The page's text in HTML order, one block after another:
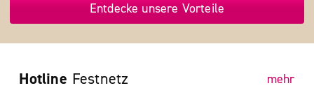
Entdecke unsere Vorteile
Hotline Festnetz mehr